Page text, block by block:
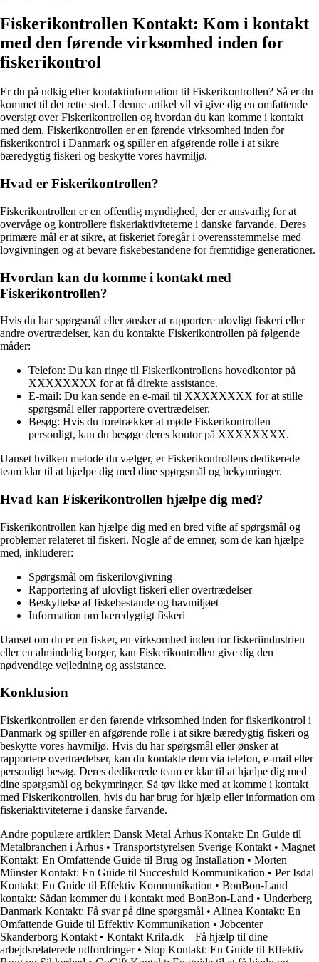
Fiskerikontrollen Kontakt: Kom i kontakt
med den førende virksomhed inden for
fiskerikontrol
Er du på udkig efter kontaktinformation til Fiskerikontrollen? Så er du
kommet til det rette sted. I denne artikel vil vi give dig en omfattende
oversigt over Fiskerikontrollen og hvordan du kan komme i kontakt
med dem. Fiskerikontrollen er en førende virksomhed inden for
fiskerikontrol i Danmark og spiller en afgørende rolle i at sikre
bæredygtig fiskeri og beskytte vores havmiljø.
Hvad er Fiskerikontrollen?
Fiskerikontrollen er en offentlig myndighed, der er ansvarlig for at
overvåge og kontrollere fiskeriaktiviteterne i danske farvande. Deres
primære mål er at sikre, at fiskeriet foregår i overensstemmelse med
lovgivningen og at bevare fiskebestandene for fremtidige generationer.
Hvordan kan du komme i kontakt med
Fiskerikontrollen?
Hvis du har spørgsmål eller ønsker at rapportere ulovligt fiskeri eller
andre overtrædelser, kan du kontakte Fiskerikontrollen på følgende
måder:
Telefon: Du kan ringe til Fiskerikontrollens hovedkontor på
XXXXXXXX for at få direkte assistance.
E-mail: Du kan sende en e-mail til XXXXXXXX for at stille
spørgsmål eller rapportere overtrædelser.
Besøg: Hvis du foretrækker at møde Fiskerikontrollen
personligt, kan du besøge deres kontor på XXXXXXXX.
Uanset hvilken metode du vælger, er Fiskerikontrollens dedikerede
team klar til at hjælpe dig med dine spørgsmål og bekymringer.
Hvad kan Fiskerikontrollen hjælpe dig med?
Fiskerikontrollen kan hjælpe dig med en bred vifte af spørgsmål og
problemer relateret til fiskeri. Nogle af de emner, som de kan hjælpe
med, inkluderer:
Spørgsmål om fiskerilovgivning
Rapportering af ulovligt fiskeri eller overtrædelser
Beskyttelse af fiskebestande og havmiljøet
Information om bæredygtigt fiskeri
Uanset om du er en fisker, en virksomhed inden for fiskeriindustrien
eller en almindelig borger, kan Fiskerikontrollen give dig den
nødvendige vejledning og assistance.
Konklusion
Fiskerikontrollen er den førende virksomhed inden for fiskerikontrol i
Danmark og spiller en afgørende rolle i at sikre bæredygtig fiskeri og
beskytte vores havmiljø. Hvis du har spørgsmål eller ønsker at
rapportere overtrædelser, kan du kontakte dem via telefon, e-mail eller
personligt besøg. Deres dedikerede team er klar til at hjælpe dig med
dine spørgsmål og bekymringer. Så tøv ikke med at komme i kontakt
med Fiskerikontrollen, hvis du har brug for hjælp eller information om
fiskeriaktiviteterne i danske farvande.
Andre populære artikler: Dansk Metal Århus Kontakt: En Guide til
Metalbranchen i Århus • Transportstyrelsen Sverige Kontakt • Magnet
Kontakt: En Omfattende Guide til Brug og Installation • Morten
Münster Kontakt: En Guide til Succesfuld Kommunikation • Per Isdal
Kontakt: En Guide til Effektiv Kommunikation • BonBon-Land
kontakt: Sådan kommer du i kontakt med BonBon-Land • Underberg
Danmark Kontakt: Få svar på dine spørgsmål • Alinea Kontakt: En
Omfattende Guide til Effektiv Kommunikation • Jobcenter
Skanderborg Kontakt • Kontakt Krifa.dk – Få hjælp til dine
arbejdsrelaterede udfordringer• Stop Kontakt: En Guide til Effektiv